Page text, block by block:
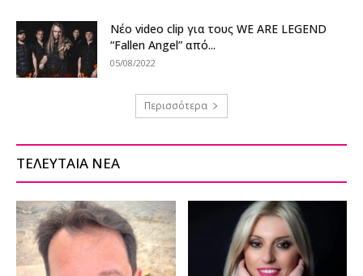
Nέο video clip για τους WE ARE LEGEND
“Fallen Angel” από...
05/08/2022
Περισσότερα
ΤΕΛΕΥΤΑΙΑ ΝΕΑ